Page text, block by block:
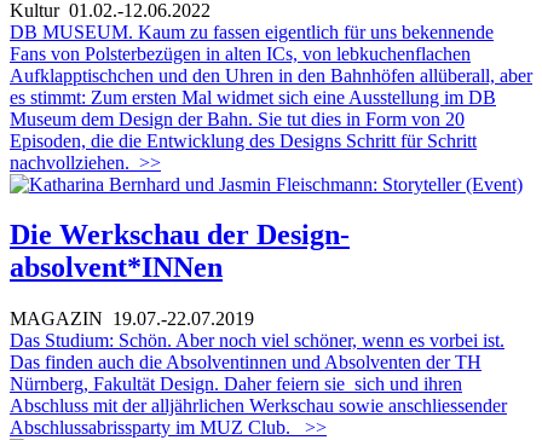
Kultur01.02.-12.06.2022
DB MUSEUM. Kaum zu fassen eigentlich für uns bekennende
Fans von Polsterbezügen in alten ICs, von lebkuchenflachen
Aufklapptischchen und den Uhren in den Bahnhöfen allüberall, aber
es stimmt: Zum ersten Mal widmet sich eine Ausstellung im DB
Museum dem Design der Bahn. Sie tut dies in Form von 20
Episoden, die die Entwicklung des Designs Schritt für Schritt
nachvollziehen. >>
Die Werkschau der Design-
absolvent*INNen
MAGAZIN 19.07.-22.07.2019
Das Studium: Schön. Aber noch viel schöner, wenn es vorbei ist.
Das finden auch die Absolventinnen und Absolventen der TH
Nürnberg, Fakultät Design. Daher feiern sie sich und ihren
Abschluss mit der alljährlichen Werkschau sowie anschliessender
Abschlussabrissparty im MUZ Club.
>>